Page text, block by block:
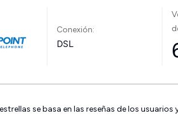
Conexión:
DSL
se basa en las reseñas de los usuarios